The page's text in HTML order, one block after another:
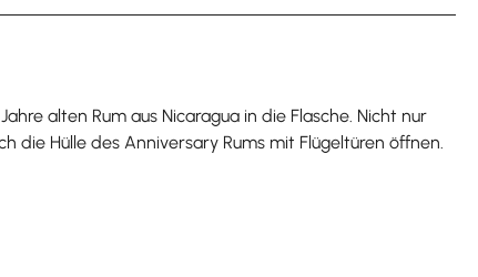
alten Rum aus Nicaragua in die Flasche. Nicht nur
die Hülle des Anniversary Rums mit Flügeltüren öffnen.